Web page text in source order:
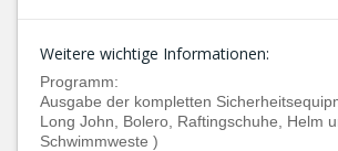
Weitere wichtige Informationen:
Programm:
Ausgabe der kompletten
Long John, Bolero, Raftingschuhe, Helm
Schwimmweste )